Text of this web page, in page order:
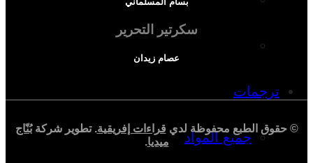
ترجمات
جميع المواد
سكرتير التحرير
عصام زيدان
© حقوق الطبع محفوظة لدي قراءات إفريقية. تطوير شركةبُنّاج
ميديا.